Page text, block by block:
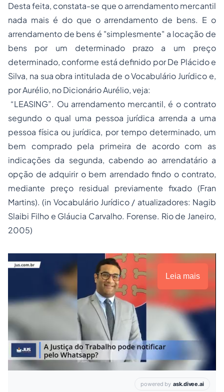
Desta feita, constata-se que o arrendamento mercantil
nada mais é do que o arrendamento de bens. E o
arrendamento de bens é "simplesmente" a locação de
bens por um determinado prazo a um preço
determinado, conforme está definido por De Plácido e
Silva, na sua obra intitulada de o Vocabulário Jurídico e,
por Aurélio, no Dicionário Aurélio, veja:
“LEASING”. Ou arrendamento mercantil, é o contrato
segundo o qual uma pessoa jurídica arrenda a uma
pessoa física ou jurídica, por tempo determinado, um
bem comprado pela primeira de acordo com as
indicações da segunda, cabendo ao arrendatário a
opção de adquirir o bem arrendado findo o contrato,
mediante preço residual previamente fixado (Fran
Martins). (in Vocabulário Jurídico / atualizadores: Nagib
Slaibi Filho e Gláucia Carvalho. Forense. Rio de Janeiro,
2005)
Leia mais